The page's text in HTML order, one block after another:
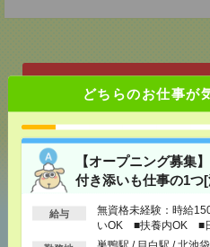
どちらのお仕事が
【オープニング募集
付き添いも仕事の1つ
給与
無資格未経験：時給
いOK ■扶養内OK ■
以上
巣鴨駅 / 目白駅 / 北池
応募
気に
あなたの閲覧履歴
おすすめ